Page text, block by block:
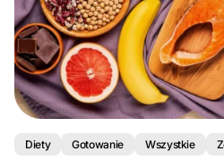
Diety Gotowanie Wszystkie